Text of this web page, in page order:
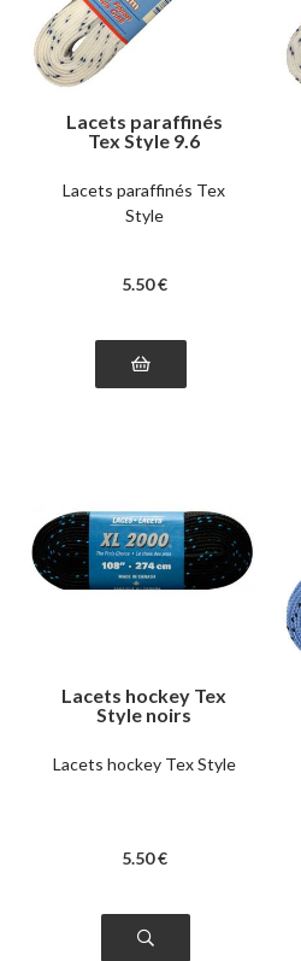
Lacets paraffinés
Tex Style 9.6
Lacets paraffinés Tex
Style
5.50 €
Lacets hockey Tex
Style noirs
Lacets hockey Tex Style
5.50 €